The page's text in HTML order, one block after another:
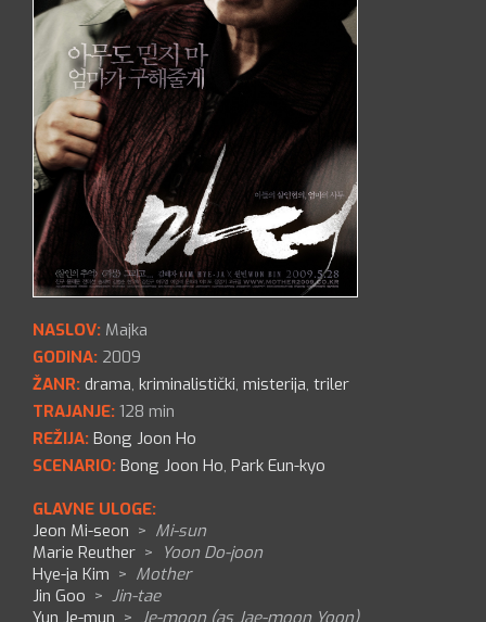
NASLOV: Majka
GODINA: 2009
ŽANR: drama, kriminalistički, misterija, triler
TRAJANJE: 128 min
REŽIJA: Bong Joon Ho
SCENARIO: Bong Joon Ho, Park Eun-kyo
GLAVNE ULOGE:
Jeon Mi-seon > Mi-sun
Marie Reuther > Yoon Do-joon
Hye-ja Kim > Mother
Jin Goo > Jin-tae